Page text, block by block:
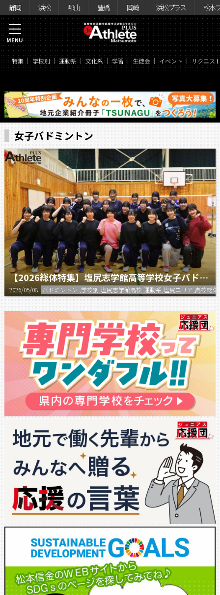
静岡 浜松 郡山 豊橋 岡崎 浜松プラス 松本
特集 学校別 運動系 文化系 学習 生徒会 イベント リクエス
MENU
女子バドミントン
【2026総体特集】塩尻志学館高等学校女子バドミントン部
2026/05/08 バドミントン ,学校別,塩尻志学館高校,運動系,塩尻エリア,高校総